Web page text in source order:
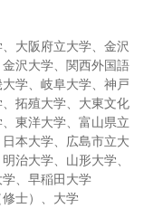
大阪府立大学、金沢
沢大学、関西外国語
学、岐阜大学、神戸
拓殖大学、大東文化
東洋大学、富山県立
本大学、広島市立大
治大学、山形大学、
、早稲田大学
士）、大学